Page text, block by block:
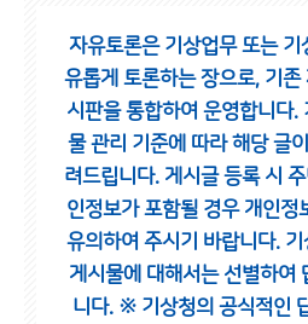
자유토론은 기상업무 또는 기
유롭게 토론하는 장으로, 기존
시판을 통합하여 운영합니다.
물 관리 기준에 따라 해당 글
려드립니다. 게시글 등록 시
인정보가 포함될 경우 개인정
유의하여 주시기 바랍니다. 기
게시물에 대해서는 선별하여
니다. ※ 기상청의 공식적인